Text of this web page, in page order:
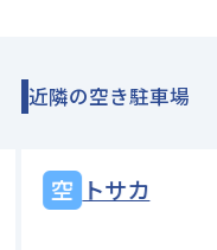
近隣の空き駐車場
トサカ